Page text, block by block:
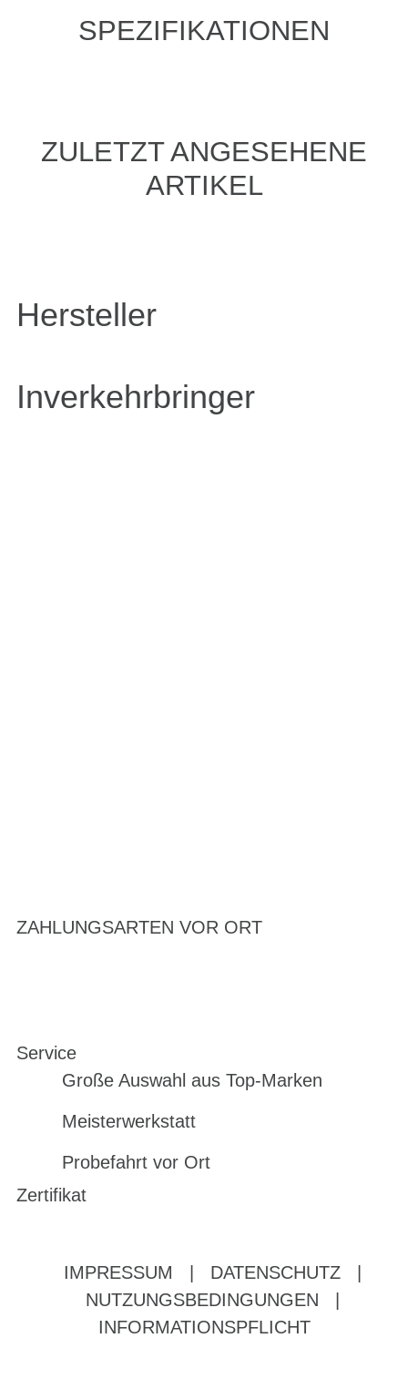
SPEZIFIKATIONEN
ZULETZT ANGESEHENE
ARTIKEL
Hersteller
Inverkehrbringer
ZAHLUNGSARTEN VOR ORT
Service
Große Auswahl aus Top-Marken
Meisterwerkstatt
Probefahrt vor Ort
Zertifikat
IMPRESSUM DATENSCHUTZ
NUTZUNGSBEDINGUNGEN
INFORMATIONSPFLICHT